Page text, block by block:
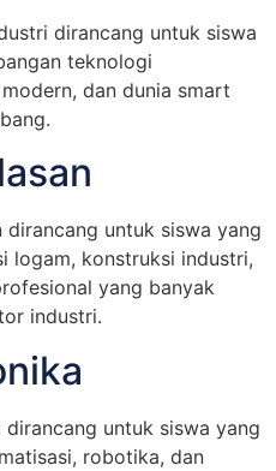
dirancang untuk siswa
teknologi
dan dunia smart
dirancang untuk siswa yang
logam, konstruksi industri,
yang banyak
industri.
untuk siswa yang
robotika, dan